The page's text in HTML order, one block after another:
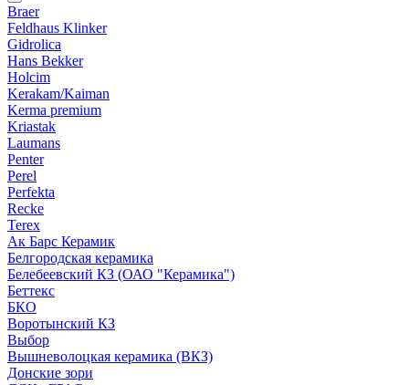
Braer
Feldhaus Klinker
Gidrolica
Hans Bekker
Holcim
Kerakam/Kaiman
Kerma premium
Kriastak
Laumans
Penter
Perel
Perfekta
Recke
Terex
Ак Барс Керамик
Белгородская керамика
Белебеевский КЗ (ОАО "Керамика")
Беттекс
БКО
Воротынский КЗ
Выбор
Вышневолоцкая керамика (ВКЗ)
Донские зори